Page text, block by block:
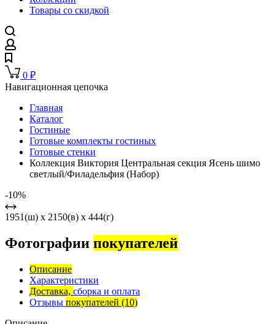
Товары со скидкой
0 ₽
Навигационная цепочка
Главная
Каталог
Гостиные
Готовые комплекты гостиных
Готовые стенки
Коллекция Виктория Центральная секция Ясень шимо
светлый/Филадельфия (Набор)
-10%
1951(ш) x 2150(в) x 444(г)
Фотографии покупателей
Описание
Характеристики
Доставка, сборка и оплата
Отзывы покупателей (10)